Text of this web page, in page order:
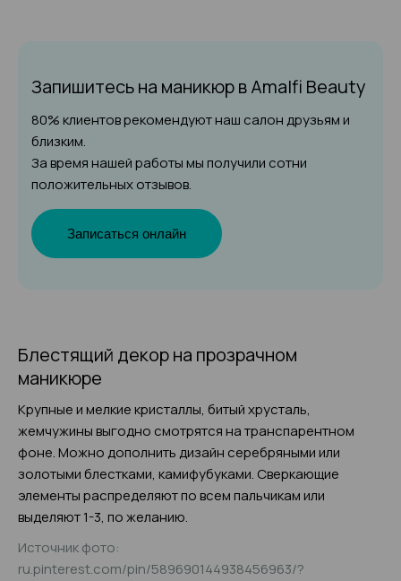
Запишитесь на маникюрв Amalfi Beauty
80% клиентов рекомендуют наш салон друзьям и
близким.
За время нашей работы мы получили сотни
положительных отзывов.
Записаться онлайн
Блестящий декор на прозрачном
маникюре
Крупные и мелкие кристаллы, битый хрусталь,
жемчужины выгодно смотрятся на транспарентном
фоне. Можно дополнить дизайн серебряными или
золотыми блестками, камифубуками. Сверкающие
элементы распределяют по всем пальчикам или
выделяют 1-3, по желанию.
Источник фото:
ru.pinterest.com/pin/589690144938456963/?